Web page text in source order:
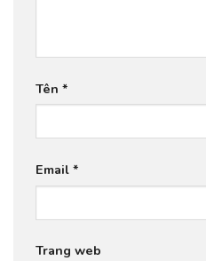
Tên *
Email *
Trang web